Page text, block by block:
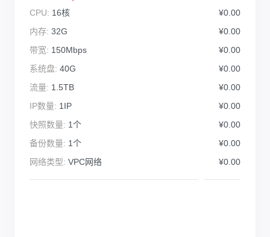
CPU: 16核
¥0.00
内存: 32G
¥0.00
带宽: 150Mbps
¥0.00
系统盘: 40G
¥0.00
流量: 1.5TB
¥0.00
IP数量: 1IP
¥0.00
快照数量: 1个
¥0.00
备份数量: 1个
¥0.00
网络类型: VPC网络 ¥0.00